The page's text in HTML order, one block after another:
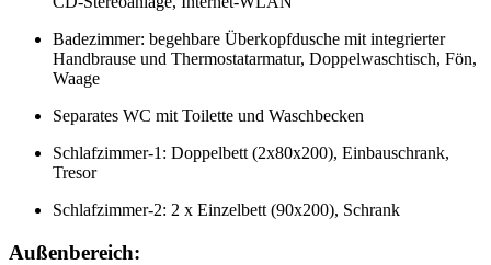
Badezimmer: begehbare Überkopfdusche mit integrierter
Handbrause und Thermostatarmatur, Doppelwaschtisch, Fön,
Waage
Separates WC mit Toilette und Waschbecken
Schlafzimmer-1: Doppelbett (2x80x200), Einbauschrank,
Tresor
Schlafzimmer-2: 2 x Einzelbett (90x200), Schrank
Außenbereich: